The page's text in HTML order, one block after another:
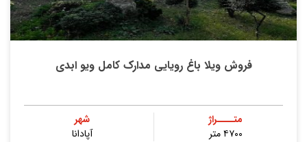
فروش ویلا باغ رویایی مدارک کامل ویو ابدی
متــــراژ
۴۷۰۰ متر
شهر
آپادانا